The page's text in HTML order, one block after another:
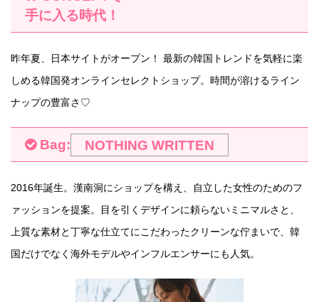
手に入る時代！
昨年夏、日本サイトがオープン！ 最新の韓国トレンドを気軽に楽
しめる韓国発オンラインセレクトショップ。時間が溶けるライン
ナップの豊富さ♡
Bag: NOTHING WRITTEN
2016年誕生。漢南洞にショップを構え、自立した女性のためのフ
ァッションを提案。目を引くデザインに頼らないミニマルさと、
上質な素材と丁寧な仕立てにこだわったクリーンな佇まいで、韓
国だけでなく海外モデルやインフルエンサーにも人気。